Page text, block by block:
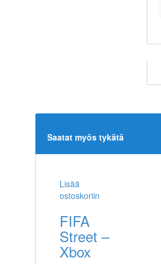
Saatat myös tykätä
Lisää
ostoskoriin
FIFA
Street –
Xbox